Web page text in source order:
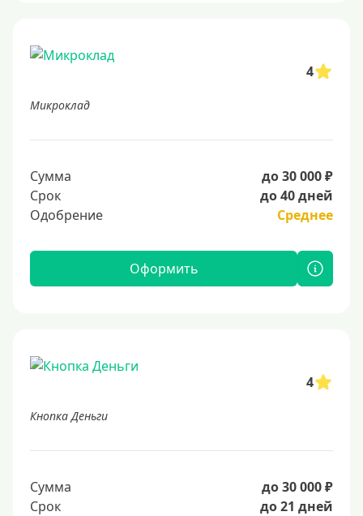
4
Микроклад
Сумма
до 30 000 ₽
Срок
до 40 дней
Одобрение
Среднее
Оформить
4
Кнопка Деньги
Сумма
до 30 000 ₽
Срок
до 21 дней